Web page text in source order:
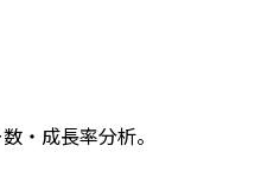
・成長率分析。